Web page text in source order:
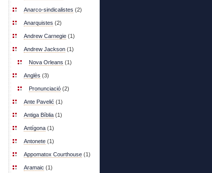
Anarco-sindicalistes (2)
Anarquistes (2)
Andrew Carnegie (1)
Andrew Jackson (1)
Nova Orleans (1)
Anglès (3)
Pronunciació (2)
Ante Pavelić (1)
Antiga Bíblia (1)
Antígona (1)
Antonete (1)
Appomatox Courthouse (1)
Aramaic (1)